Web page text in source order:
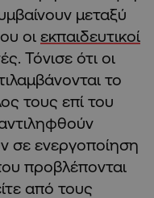
μεταξύ
οι εκπαιδευτικοί
Τόνισε ότι οι
το
τους επί του
σε ενεργοποίηση
προβλέπονται
από τους